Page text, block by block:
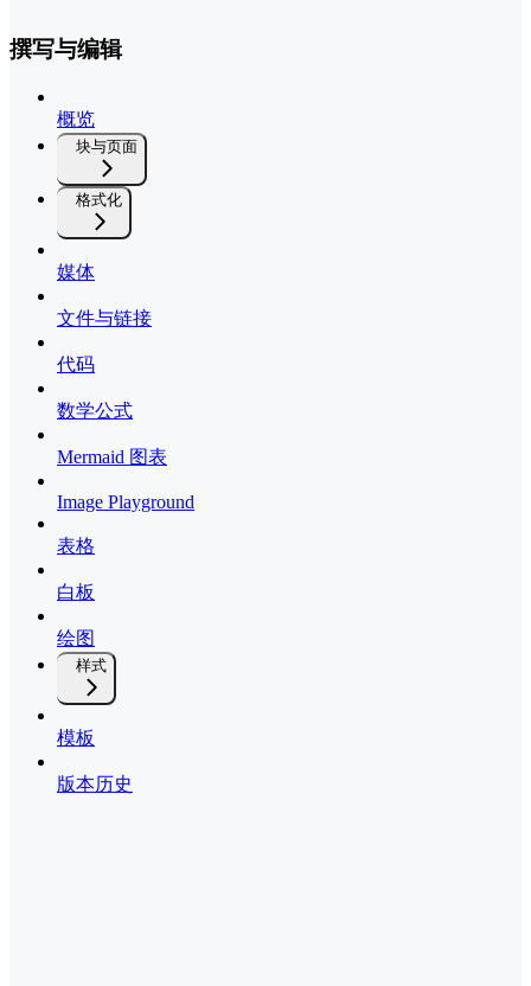
撰写与编辑
概览
块与页面
格式化
媒体
文件与链接
代码
数学公式
Mermaid 图表
Image Playground
表格
白板
绘图
样式
模板
版本历史